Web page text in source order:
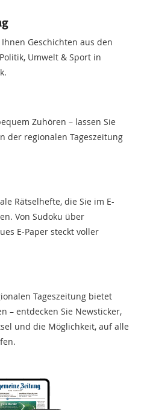
Geschichten aus den
Umwelt & Sport in
Zuhören – lassen Sie
der regionalen Tageszeitung
Rätselhefte, die Sie im E-
Von Sudoku über
E-Paper steckt voller
Tageszeitung bietet
– entdecken Sie Newsticker,
und die Möglichkeit, auf alle